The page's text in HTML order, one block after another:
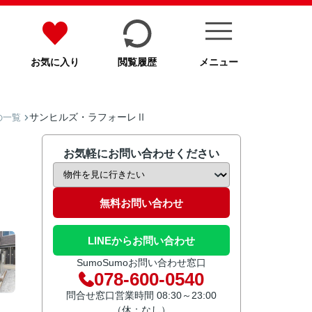
お気に入り 閲覧履歴 メニュー
一覧 サンヒルズ・ラフォーレⅡ
お気軽にお問い合わせください
無料お問い合わせ
LINEからお問い合わせ
SumoSumoお問い合わせ窓口
078-600-0540
問合せ窓口営業時間 08:30～23:00